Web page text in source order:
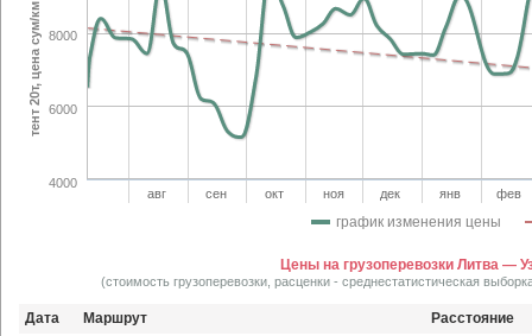
график изменения цены
авг сен окт ноя дек янв фев
4000
6000
8000
тент 20т, цена сум/км
Цены на грузоперевозки Литва —
(стоимость грузоперевозки, расценки - среднестатистическая
Дата Маршрут
Расстояние